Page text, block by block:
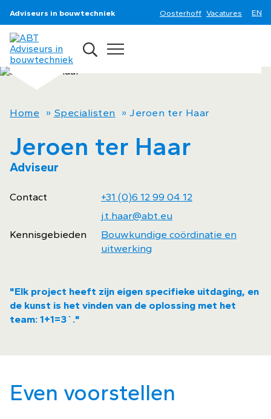
Adviseurs in bouwtechniek Oosterhoff Vacatures
Home » Specialisten »Jeroen ter Haar
Jeroen ter Haar
Adviseur
Contact
+31 (0)6 12 99 04 12
j.t.haar@abt.eu
Kennisgebieden
Bouwkundige coördinatie en
uitwerking
"Elk project heeft zijn eigen specifieke uitdaging, en
de kunst is het vinden van de oplossing met het
team: 1+1=3`."
Even voorstellen